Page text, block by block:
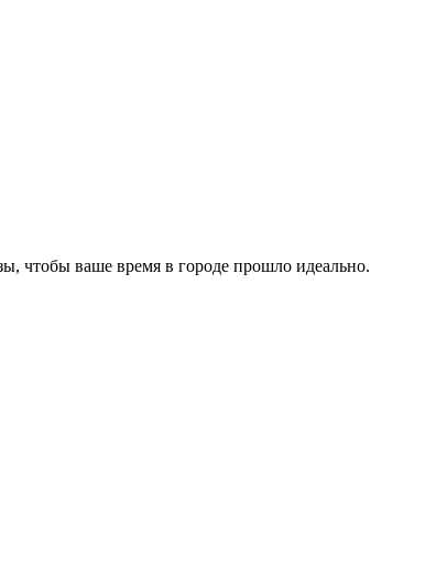
чтобы ваше время в городе прошло идеально.